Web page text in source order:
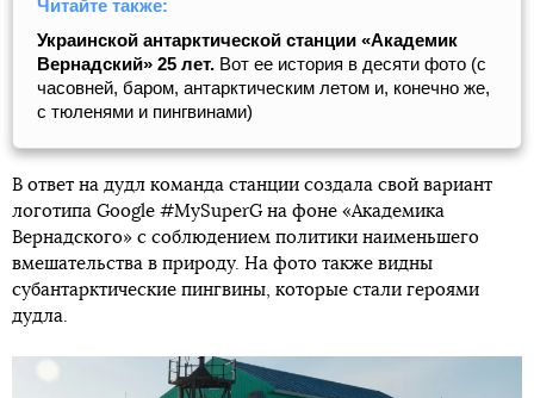
Читайте также:
Украинской антарктической станции «Академик
Вернадский» 25 лет. Вот ее история в десяти фото (с
часовней, баром, антарктическим летом и, конечно же,
с тюленями и пингвинами)
В ответ на дудл команда станции создала свой вариант
логотипа Google #MySuperG на фоне «Академика
Вернадского» с соблюдением политики наименьшего
вмешательства в природу. На фото также видны
субантарктические пингвины, которые стали героями
дудла.